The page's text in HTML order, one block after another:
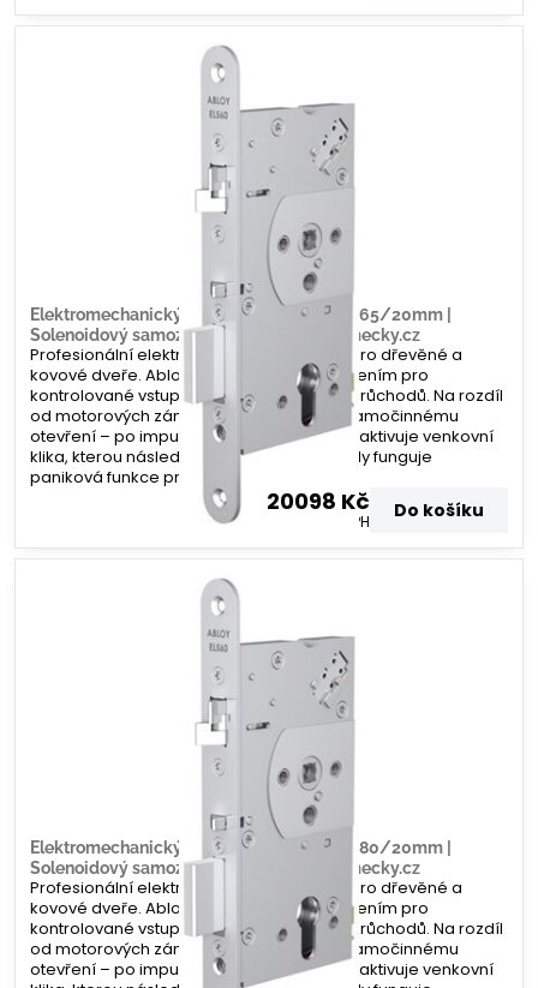
Elektromechanický zámek Abloy EL560 – 65/20mm |
Solenoidový samozamykací systém | Zamecky.cz
Profesionální elektromechanický zámek pro dřevěné a
kovové dveře. Abloy EL560 je ideálním řešením pro
kontrolované vstupy s vysokou frekvencí průchodů. Na rozdíl
od motorových zámků zde nedochází k samočinnému
otevření – po impulzu ze čtečky se pouze aktivuje venkovní
klika, kterou následně otevřete. Zevnitř vždy funguje
paniková funkce pro rychlý únik.
20098 Kč
bez DPH Do košíku
Elektromechanický zámek Abloy EL560 – 80/20mm |
Solenoidový samozamykací systém | Zamecky.cz
Profesionální elektromechanický zámek pro dřevěné a
kovové dveře. Abloy EL560 je ideálním řešením pro
kontrolované vstupy s vysokou frekvencí průchodů. Na rozdíl
od motorových zámků zde nedochází k samočinnému
otevření – po impulzu ze čtečky se pouze aktivuje venkovní